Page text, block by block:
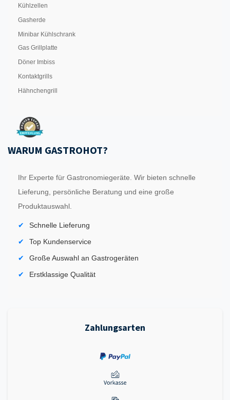
Kühlzellen
Gasherde
Minibar Kühlschrank
Gas Grillplatte
Döner Imbiss
Kontaktgrills
Hähnchengrill
WARUM GASTROHOT?
Ihr Experte für Gastronomiegeräte. Wir bieten schnelle
Lieferung, persönliche Beratung und eine große
Produktauswahl.
Schnelle Lieferung
Top Kundenservice
Große Auswahl an Gastrogeräten
Erstklassige Qualität
Zahlungsarten